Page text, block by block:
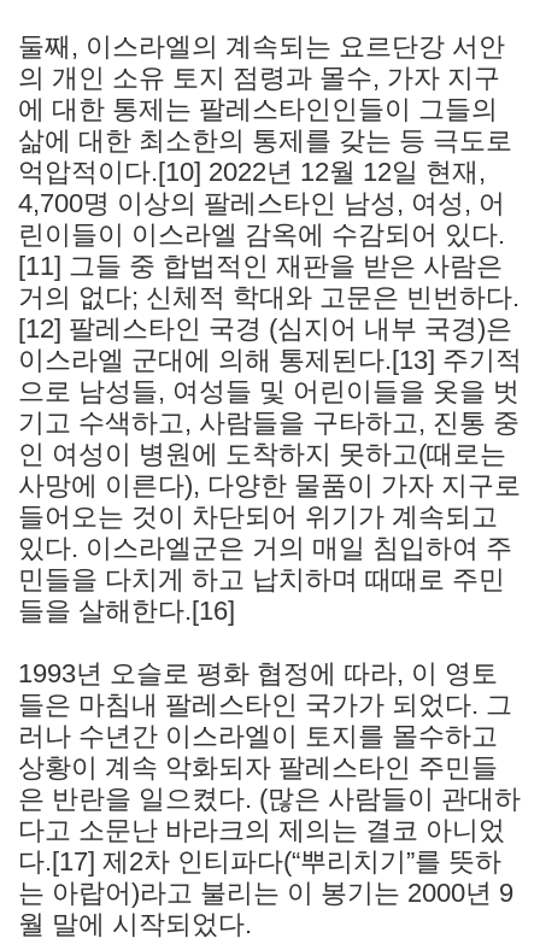
둘째, 이스라엘의 계속되는 요르단강 서안
의 개인 소유 토지 점령과 몰수, 가자 지구
에 대한 통제는 팔레스타인인들이 그들의
삶에 대한 최소한의 통제를 갖는 등 극도로
억압적이다.[10] 2022년 12월 12일 현재,
4,700명 이상의 팔레스타인 남성, 여성, 어
린이들이 이스라엘 감옥에 수감되어 있다.
[11] 그들 중 합법적인 재판을 받은 사람은
거의 없다; 신체적 학대와 고문은 빈번하다.
[12] 팔레스타인 국경 (심지어 내부 국경)은
이스라엘 군대에 의해 통제된다.[13] 주기적
으로 남성들, 여성들 및 어린이들을 옷을 벗
기고 수색하고, 사람들을 구타하고, 진통 중
인 여성이 병원에 도착하지 못하고(때로는
사망에 이른다), 다양한 물품이 가자 지구로
들어오는 것이 차단되어 위기가 계속되고
있다. 이스라엘군은 거의 매일 침입하여 주
민들을 다치게 하고 납치하며 때때로 주민
들을 살해한다.[16]
1993년 오슬로 평화 협정에 따라, 이 영토
들은 마침내 팔레스타인 국가가 되었다. 그
러나 수년간 이스라엘이 토지를 몰수하고
상황이 계속 악화되자 팔레스타인 주민들
은 반란을 일으켰다. (많은 사람들이 관대하
다고 소문난 바라크의 제의는 결코 아니었
다.[17] 제2차 인티파다(“뿌리치기”를 뜻하
는 아랍어)라고 불리는 이 봉기는 2000년 9
월 말에 시작되었다.